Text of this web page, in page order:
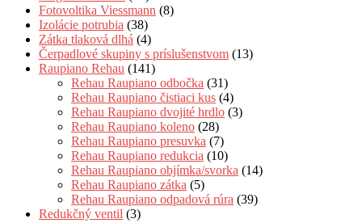
Fotovoltika Viessmann (8)
Izolácie potrubia (38)
Zátka tlaková dlhá (4)
Čerpadlové skupiny s príslušenstvom (13)
Raupiano Rehau (141)
Rehau Raupiano odbočka (31)
Rehau Raupiano čistiaci kus (4)
Rehau Raupiano dvojité hrdlo (3)
Rehau Raupiano koleno (28)
Rehau Raupiano presuvka (7)
Rehau Raupiano redukcia (10)
Rehau Raupiano objímka/svorka (14)
Rehau Raupiano zátka (5)
Rehau Raupiano odpadová rúra (39)
Redukčný ventil (3)